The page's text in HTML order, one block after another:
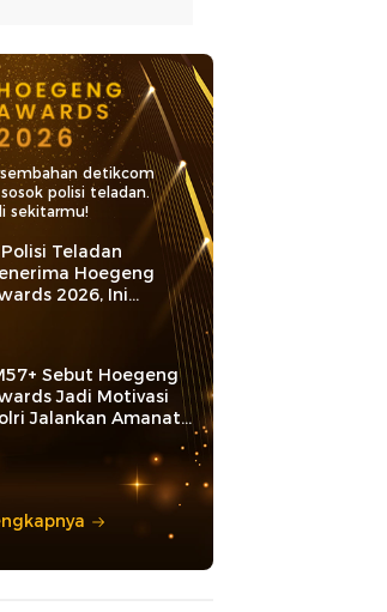
detikcom
polisi teladan.
sekitarmu!
Teladan
Hoegeng
2026, Ini
dan Kiprahnya
Sebut Hoegeng
Jadi Motivasi
Jalankan Amanat